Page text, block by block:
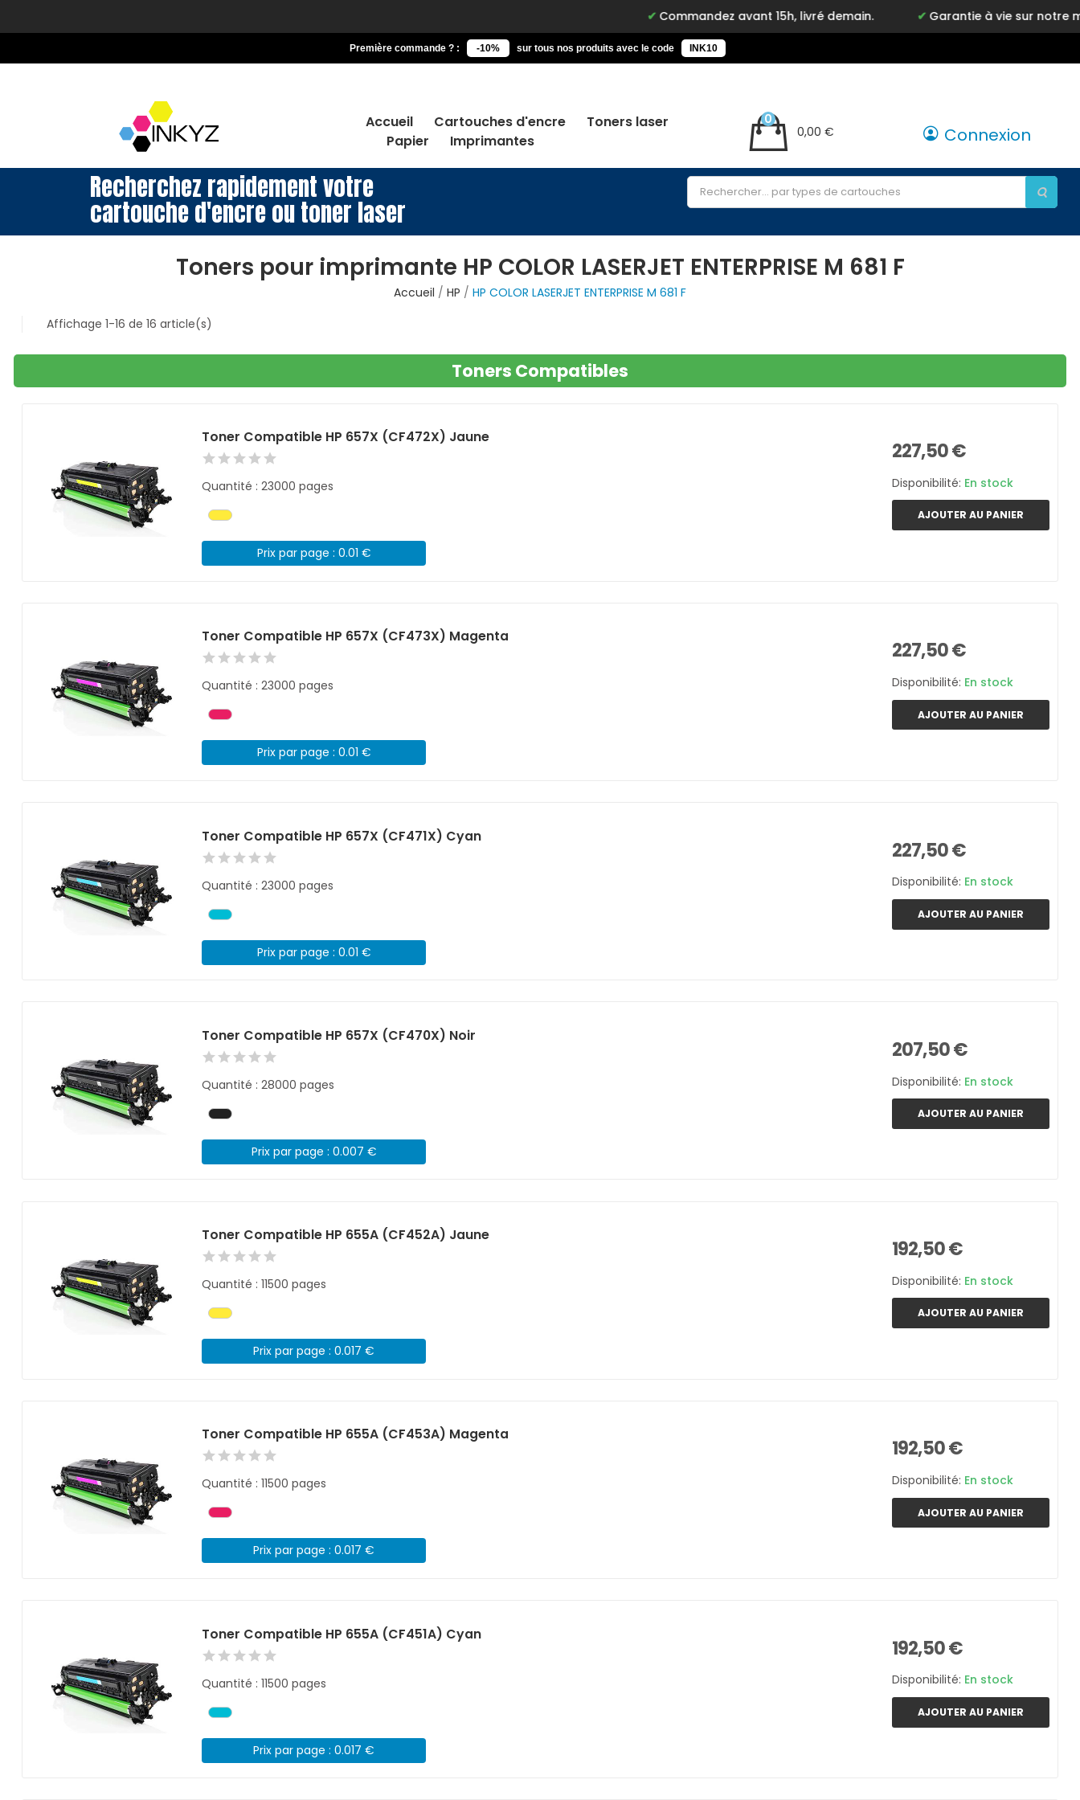
Commandez avant 15h, livré demain. Garantie à vie sur notre marque
Première commande ? : -10% sur tous nos produits avec le code INK10
Accueil Cartouches d'encre
Toners laser
Papier
Imprimantes
0,00 €
0
Connexion
Recherchez rapidement votre
cartouche d'encre ou toner laser
Toners pour imprimante HP COLOR LASERJET ENTERPRISE M 681 F
Accueil HP
HP COLOR LASERJET ENTERPRISE M 681 F
Affichage 1-16 de 16 article(s)
Toners Compatibles
Toner Compatible HP 657X (CF472X) Jaune
Quantité : 23000 pages
Prix par page : 0.01 €
227,50 €
Disponibilité: En stock
AJOUTER AU PANIER
Toner Compatible HP 657X (CF473X) Magenta
Quantité : 23000 pages
Prix par page : 0.01 €
227,50 €
Disponibilité: En stock
AJOUTER AU PANIER
Toner Compatible HP 657X (CF471X) Cyan
Quantité : 23000 pages
Prix par page : 0.01 €
227,50 €
Disponibilité: En stock
AJOUTER AU PANIER
Toner Compatible HP 657X (CF470X) Noir
Quantité : 28000 pages
Prix par page : 0.007 €
207,50 €
Disponibilité: En stock
AJOUTER AU PANIER
Toner Compatible HP 655A (CF452A) Jaune
Quantité : 11500 pages
Prix par page : 0.017 €
192,50 €
Disponibilité: En stock
AJOUTER AU PANIER
Toner Compatible HP 655A (CF453A) Magenta
Quantité : 11500 pages
Prix par page : 0.017 €
192,50 €
Disponibilité: En stock
AJOUTER AU PANIER
Toner Compatible HP 655A (CF451A) Cyan
Quantité : 11500 pages
Prix par page : 0.017 €
192,50 €
Disponibilité: En stock
AJOUTER AU PANIER